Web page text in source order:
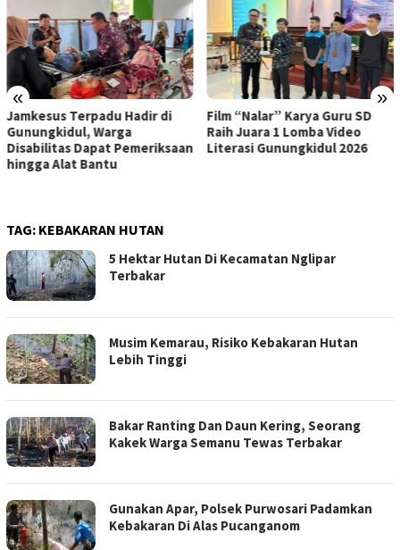
« »
Jamkesus Terpadu Hadir di
Gunungkidul, Warga
Disabilitas Dapat Pemeriksaan
hingga Alat Bantu
Film “Nalar” Karya Guru SD
Raih Juara 1 Lomba Video
Literasi Gunungkidul 2026
TAG: KEBAKARAN HUTAN
5 Hektar Hutan Di Kecamatan Nglipar
Terbakar
Musim Kemarau, Risiko Kebakaran Hutan
Lebih Tinggi
Bakar Ranting Dan Daun Kering, Seorang
Kakek Warga Semanu Tewas Terbakar
Gunakan Apar, Polsek Purwosari Padamkan
Kebakaran Di Alas Pucanganom